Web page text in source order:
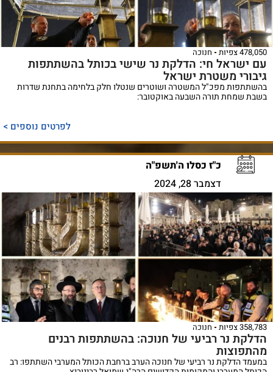
478,050 צפיות חנוכה
עם ישראל חי: הדלקת נר שישי בכותל בהשתתפות
גיבורי משטרת ישראל
בהשתתפות מפכ"ל המשטרה ושוטרים שנטלו חלק בלחימה בתחנת שדרות
בשבת שמחת תורה השבעה באוקטובר:
לפרטים נוספים >
כ"ז כסלו ה'תשפ"ה
דצמבר 28, 2024
358,783 צפיות חנוכה
הדלקת נר רביעי של חנוכה: בהשתתפות רבנים
מהתפוצות
במעמד הדלקת נר רביעי של חנוכה הערב ברחבת הכותל המערבי השתתפו: רב